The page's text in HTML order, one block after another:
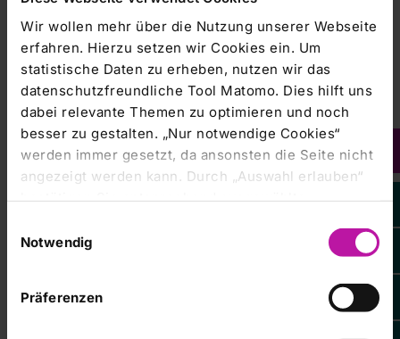
Wir wollen mehr über die Nutzung unserer Webseite
erfahren. Hierzu setzen wir Cookies ein. Um
statistische Daten zu erheben, nutzen wir das
datenschutzfreundliche Tool Matomo. Dies hilft uns
dabei relevante Themen zu optimieren und noch
besser zu gestalten. „Nur notwendige Cookies“
werden immer gesetzt, da ansonsten die Seite nicht
angezeigt werden kann. Durch „Auswahl erlauben“
bestätigen Sie entsprechend ausgewählte
erlauben Sie alle eingesetzten Cookies. Sie können
Ihre
Einstellungen anpassen. Weitere Informationen
finden Sie auch in unserer
Datenschutzerklärung
Notwendig
Präferenzen
Nutzen Sie gerne auch unser Expertenverzeichnis
oder den Körperkompass.
WICHTIGER HINWEIS
Bewerberportal
Für allgemeine Fragen rund um das Thema Beruf &